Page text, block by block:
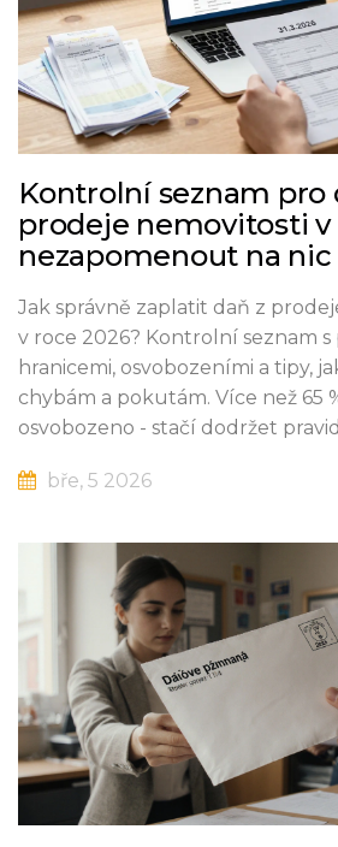
Kontrolní seznam pro
prodeje nemovitosti v
nezapomenout na
Jak správně zaplatit daň z
v roce 2026? Kontrolní seznam s
hranicemi, osvobozeními a tipy,
chybám a pokutám. Více než 65
osvobozeno - stačí dodržet
bře, 5 2026